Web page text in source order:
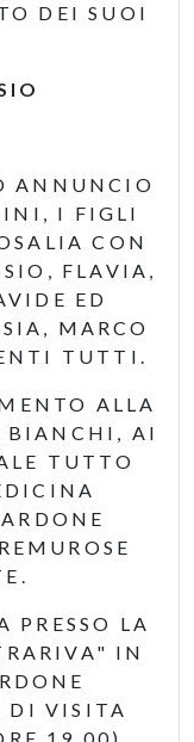
DEI SUOI
ANNUNCIO
I FIGLI
CON
FLAVIA,
ED
MARCO
TUTTI.
ALLA
BIANCHI, AI
TUTTO
PRESSO LA
IN
DI VISITA